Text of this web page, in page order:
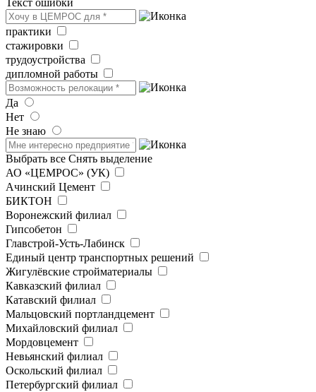
Текст ошибки
практики
стажировки
трудоустройства
дипломной работы
Да
Нет
Не знаю
Выбрать все Снять выделение
АО «ЦЕМРОС» (УК)
Ачинский Цемент
БИКТОН
Воронежский филиал
Гипсобетон
Главстрой-Усть-Лабинск
Единый центр транспортных решений
Жигулёвские стройматериалы
Кавказский филиал
Катавский филиал
Мальцовский портландцемент
Михайловский филиал
Мордовцемент
Невьянский филиал
Оскольский филиал
Петербургский филиал